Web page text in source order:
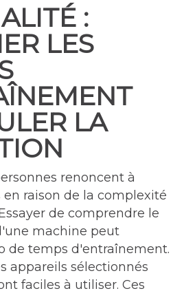
:
LES
LA
renoncent à
raison de la complexité
de comprendre le
machine peut
de temps d'entraînement.
appareils sélectionnés
faciles à utiliser. Ces